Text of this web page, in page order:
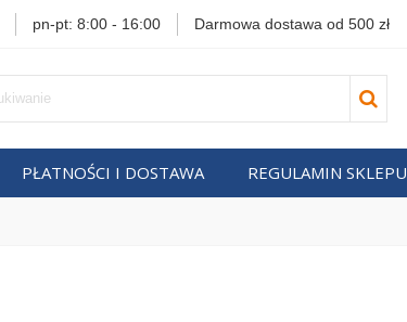
pn-pt: 8:00 - 16:00 Darmowa dostawa od 500 zł
PŁATNOŚCI I DOSTAWA REGULAMIN SKLEPU